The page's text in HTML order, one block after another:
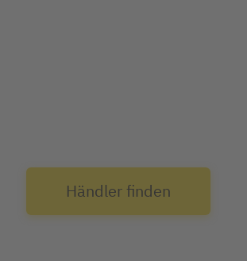
Händler finden